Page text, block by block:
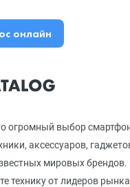
огромный выбор
аксессуаров,
мировых
технику от лидеров
онлайн